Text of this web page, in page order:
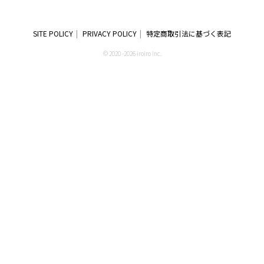
SITE POLICY PRIVACY POLICY 特定商取引法に基づく表記
© 2020 -2026 iroiro inc.